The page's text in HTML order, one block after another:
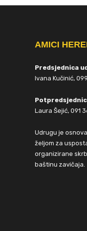
AMICI
Predsjednica
Ivana Kučinić,
Laura Šejić, 091
Udrugu je
željom za
organizirane
baštinu zavičaja.